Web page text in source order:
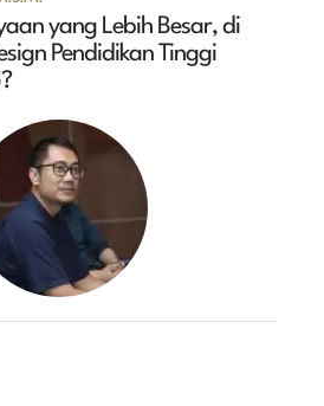
yang Lebih Besar, di
Pendidikan Tinggi